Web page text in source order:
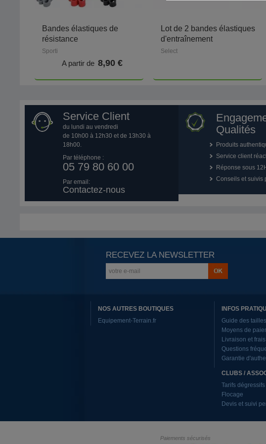
Bandes élastiques de
résistance
Sporti
A partir de 8,90 €
Lot de 2 bandes élastiques
d'entraînement
Select
Service Client
du lundi au vendredi
de 10h00 à 12h30 et de 13h30 à
18h00.
Par téléphone :
05 79 80 60 00
Par email:
Contactez-nous
Qualités
Produits
Service client
Réponse sous
Conseils et suivis
RECEVEZ LA NEWSLETTER
NOS AUTRES BOUTIQUES
Equipement-Terrain.fr
INFOS
Guide des tailles
Moyens de
Livraison et
Questions
Garantie
CLUBS /
Tarifs dégressifs
Flocage
Devis et suivi
Paiements sécurisés